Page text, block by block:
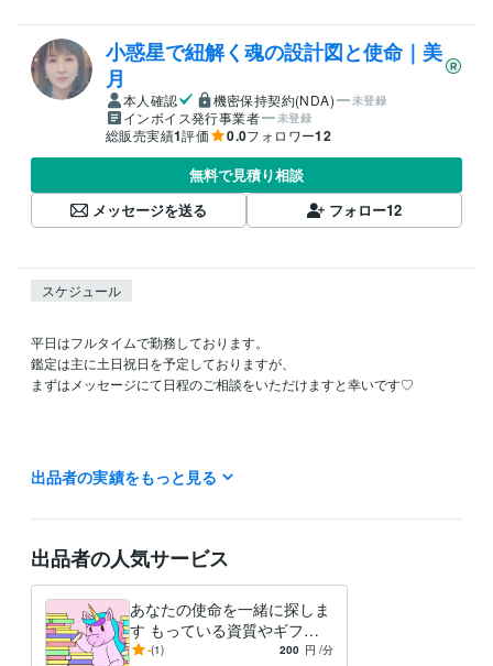
小惑星で紐解く魂の設計図と使命｜美
月
本人確認 機密保持契約(NDA) 未登録
インボイス発行事業者 未登録
総販売実績1評価 0.0フォロワー12
無料で見積り相談
メッセージを送る
フォロー12
スケジュール
平日はフルタイムで勤務しております。
鑑定は主に土日祝日を予定しておりますが、
まずはメッセージにて日程のご相談をいただけますと幸いです♡
私の鑑定は、その場の即興で行うものではなく、
準備を整えてからお話しさせていただくスタイルです。
そのため、1日1名から2名様までの【完全予約制】としております。
魂の設計図や過去生という、非常にデリケートな内容を扱う鑑定です。
出品者の実績をもっと見る
出品者の人気サービス
あなたの使命を一緒に探しま
す もっている資質やギフト
を使って人生を切り開く
-(1) 200 円 /分